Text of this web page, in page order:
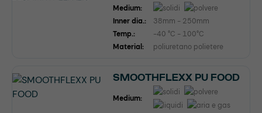
Medium:
Inner dia.:
38mm - 250mm
Temp.:
-40 °C - 100°C
Material:
poliuretano polietere
SMOOTHFLEXX PU FOOD
Medium: